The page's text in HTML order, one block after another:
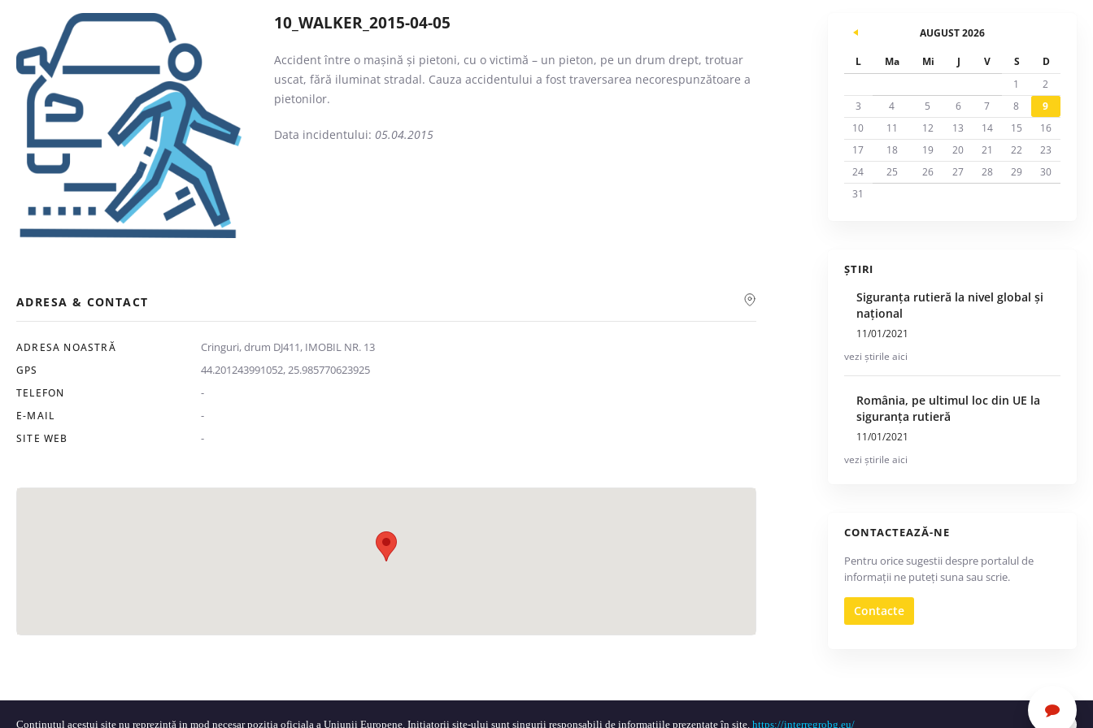
10_WALKER_2015-04-05
Accident între o mașină și pietoni, cu o victimă – un pieton, pe un drum drept, trotuar
uscat, fără iluminat stradal. Cauza accidentului a fost traversarea necorespunzătoare a
pietonilor.
Data incidentului: 05.04.2015
ADRESA & CONTACT
ADRESA NOASTRĂ Cringuri, drum DJ411, IMOBIL NR. 13
GPS 44.201243991052, 25.985770623925
TELEFON -
E-MAIL -
SITE WEB -
AUGUST 2026
L Ma Mi J V S
D
1
2
3
4 5 6 7 8
9
10
11 12 13 14 15
16
17
18 19 20 21 22
23
24
25 26 27 28 29
30
31
ȘTIRI
Siguranța rutieră la nivel global și
național
11/01/2021
vezi știrile aici
România, pe ultimul loc din UE la
siguranța rutieră
11/01/2021
vezi știrile aici
CONTACTEAZĂ-NE
Pentru orice sugestii despre portalul de
informații ne puteți suna sau scrie.
Contacte
Conținutul acestui site nu reprezintă in mod necesar poziția oficiala a Uniunii Europene. Inițiatorii site-ului sunt singurii responsabili de informațiile prezentate în site. https://interregrobg.eu/